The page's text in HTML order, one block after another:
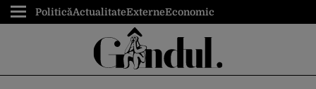
PoliticăActualitateExterneEconomic